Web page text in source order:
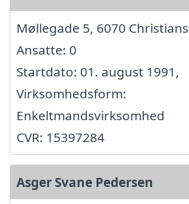
Møllegade 5, 6070
Ansatte: 0
Startdato: 01. august 1991,
Virksomhedsform:
Enkeltmandsvirksomhed
CVR: 15397284
Asger Svane Pedersen